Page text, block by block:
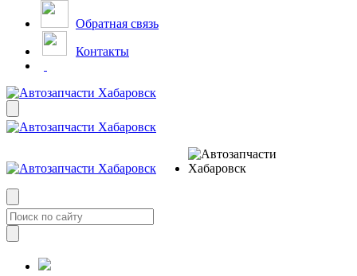
Обратная связь
Контакты